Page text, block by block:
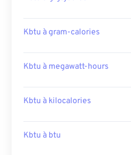
Kbtu à gram-calories
Kbtu à megawatt-hours
Kbtu à kilocalories
Kbtu à btu